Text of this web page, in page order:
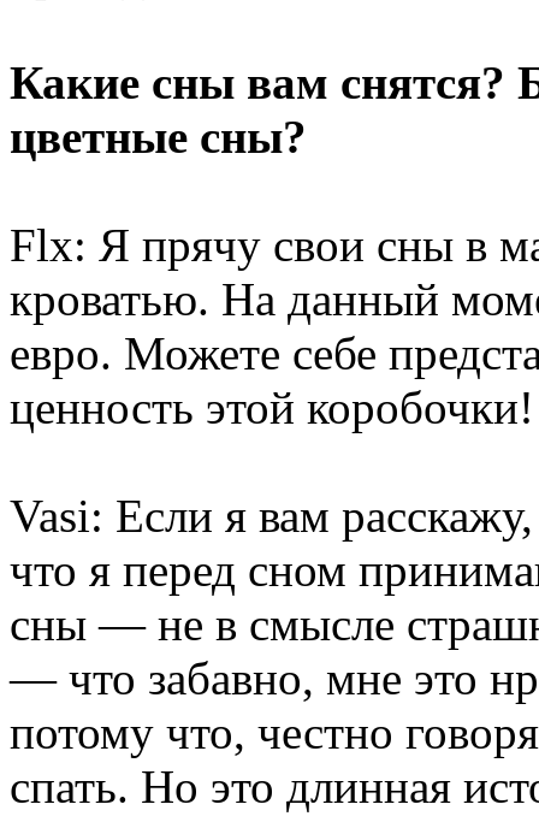
Какие сны вам снятся?
цветные сны?
Flx: Я прячу свои сны в
кроватью. На данный
евро. Можете себе
ценность этой коробочки!
Vasi: Если я вам
что я перед сном
сны — не в смысле
— что забавно, мне это
потому что, честно
спать. Но это длинная